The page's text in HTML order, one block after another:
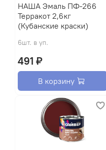
НАША Эмаль ПФ-266
Терракот 2,6кг
(Кубанские краски)
6шт. в уп.
491 ₽
В корзину